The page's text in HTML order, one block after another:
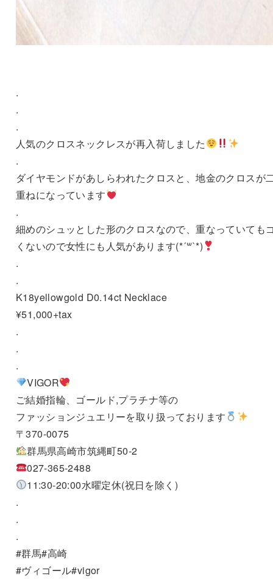
.
.
.
人気のクロスネックレスが再入荷しました
.
ダイヤモンドがあしらわれたクロスと、地金のクロスが
重ねになっています
.
細めのシュッとした形のクロスなので、重なっていても
くないので女性にも人気があります(*´꒳`*)
.
.
K18yellowgold D0.14ct Necklace
¥51,000+tax
.
.
.
VIGOR
ご結婚指輪、ゴールド,プラチナ等の
ファッションジュエリーを取り扱っております
〒370-0075
群馬県高崎市筑縄町50-2
027-365-2488
11:30-20:00水曜定休(祝日を除く)
.
.
.
#群馬#高崎
#ヴィゴール#vigor